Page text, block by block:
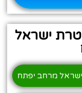
ישראל
מרחב יפתח